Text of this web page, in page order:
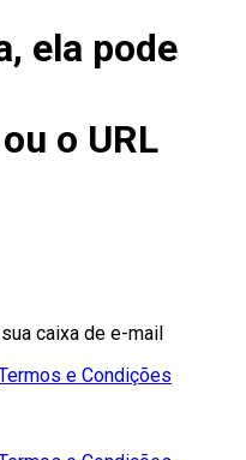
ela pode
o URL
caixa de e-mail
e Condições